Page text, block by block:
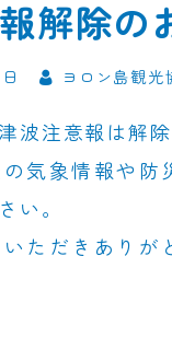
解除の
ヨロン島観光
波注意報は解除
気象情報や防
い。
ただきありが